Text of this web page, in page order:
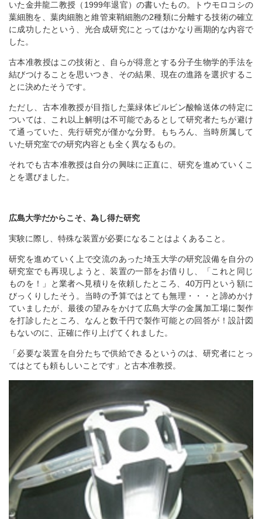
いた金井龍二教授（1999年退官）の書いたもの。トウモロコシの
葉細胞を、葉肉細胞と維管束鞘細胞の2種類に分離する技術の確立
に成功したという、光合成研究にとってはかなり画期的な内容で
した。
古本准教授はこの技術と、自らが得意とする分子生物学的手法を
結びつけることを思いつき、その結果、現在の進路を選択するこ
とに決めたそうです。
ただし、古本准教授が目指した葉緑体ピルビン酸輸送体の特定に
ついては、これ以上解明は不可能であるとして研究者たちが避け
て通っていた、先行研究が僅かな分野。もちろん、当時所属して
いた研究室での研究内容とも全く異なるもの。
それでも古本准教授は自分の興味に正直に、研究を進めていくこ
とを選びました。
広島大学だからこそ、為し得た研究
実験に際し、特殊な装置が必要になることはよくあること。
研究を進めていく上で交流のあった埼玉大学の研究設備を自分の
研究室でも再現しようと、装置の一部をお借りし、「これと同じ
ものを！」と業者へ見積りを依頼したところ、40万円という額に
びっくりしたそう。当時の予算ではとても無理・・・と諦めかけ
ていましたが、最後の望みをかけて広島大学の金属加工場に製作
を打診したところ、なんと数千円で製作可能との回答が！設計図
もないのに、正確に作り上げてくれました。
「必要な装置を自分たちで供給できるというのは、研究者にとっ
てはとても頼もしいことです」と古本准教授。